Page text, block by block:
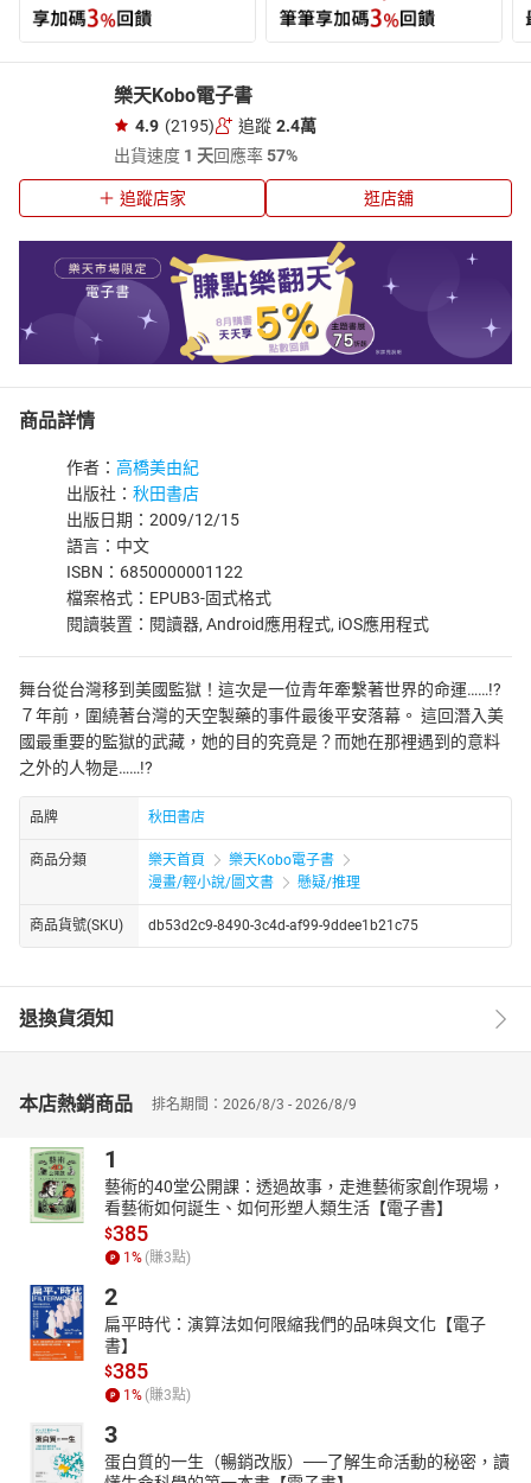
樂天Kobo電子書
4.9 (2195) 追蹤 2.4萬
出貨速度 1 天回應率57%
追蹤店家 逛店舖
商品詳情
作者： 高橋美由紀
出版社： 秋田書店
出版日期：2009/12/15
語言：中文
ISBN：6850000001122
檔案格式：EPUB3-固式格式
閱讀裝置：閱讀器, Android應用程式, iOS應用程式
舞台從台灣移到美國監獄！這次是一位青年牽繫著世界的命運……!?
７年前，圍繞著台灣的天空製藥的事件最後平安落幕。 這回潛入美
國最重要的監獄的武藏，她的目的究竟是？而她在那裡遇到的意料
之外的人物是……!?
品牌 秋田書店
商品分類 樂天首頁
樂天Kobo電子書
漫畫/輕小說/圖文書
懸疑/推理
商品貨號(SKU) db53d2c9-8490-3c4d-af99-9ddee1b21c75
退換貨須知
本店熱銷商品 排名期間：2026/8/3 - 2026/8/9
1
藝術的40堂公開課：透過故事，走進藝術家創作現場，
看藝術如何誕生、如何形塑人類生活【電子書】
$385
1% (賺3點)
2
扁平時代：演算法如何限縮我們的品味與文化【電子
書】
$385
1% (賺3點)
3
蛋白質的一生（暢銷改版）──了解生命活動的秘密，讀